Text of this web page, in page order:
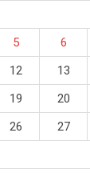
5 6
12 13
19 20
26 27